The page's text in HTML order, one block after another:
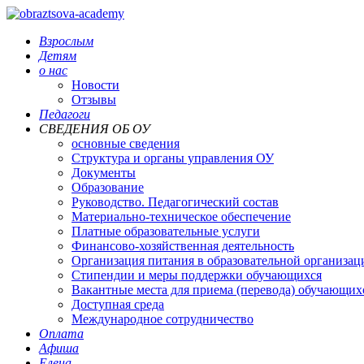
Взрослым
Детям
о нас
Новости
Отзывы
Педагоги
СВЕДЕНИЯ ОБ ОУ
основные сведения
Структура и органы управления ОУ
Документы
Образование
Руководство. Педагогический состав
Материально-техническое обеспечение
Платные образовательные услуги
Финансово-хозяйственная деятельность
Организация питания в образовательной
Стипендии и меры поддержки обучающихся
Вакантные места для приема (перевода)
Доступная среда
Международное сотрудничество
Оплата
Афиша